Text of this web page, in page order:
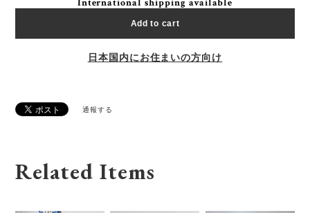
International shipping available
Add to cart
日本国内にお住まいの方向け
通報する
Related Items